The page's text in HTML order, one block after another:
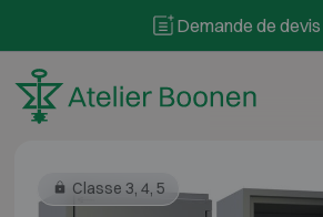
Demande de devis
Classe 3, 4, 5